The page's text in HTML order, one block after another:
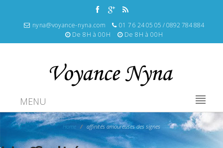
nyna@voyance-nyna.com
01 76 24 05 05 / 0892 784 884
De 8H à 00H
De 8H à 00H
MENU
Home affinités amoureuses des signes